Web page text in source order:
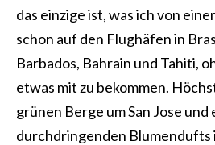
das einzige ist, was ich von
schon auf den Flughäfen in
Barbados, Bahrain und Tahiti,
etwas mit zu bekommen.
grünen Berge um San Jose und
durchdringenden Blumendufts